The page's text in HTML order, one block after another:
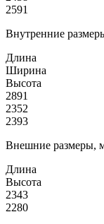
2591
Внутренние
Длина
Ширина
Высота
2891
2352
2393
Внешние размеры,
Длина
Высота
2343
2280